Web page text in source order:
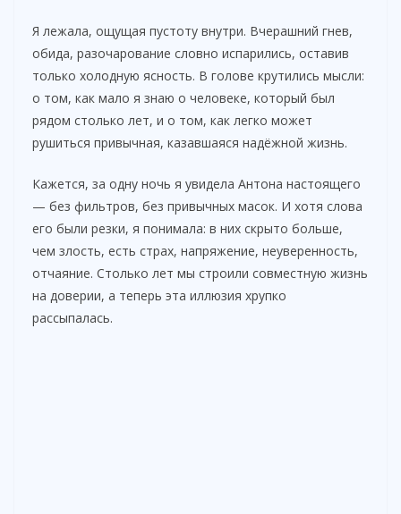
Я лежала, ощущая пустоту внутри. Вчерашний гнев,
обида, разочарование словно испарились, оставив
только холодную ясность. В голове крутились мысли:
о том, как мало я знаю о человеке, который был
рядом столько лет, и о том, как легко может
рушиться привычная, казавшаяся надёжной жизнь.
Кажется, за одну ночь я увидела Антона настоящего
— без фильтров, без привычных масок. И хотя слова
его были резки, я понимала: в них скрыто больше,
чем злость, есть страх, напряжение, неуверенность,
отчаяние. Столько лет мы строили совместную жизнь
на доверии, а теперь эта иллюзия хрупко
рассыпалась.